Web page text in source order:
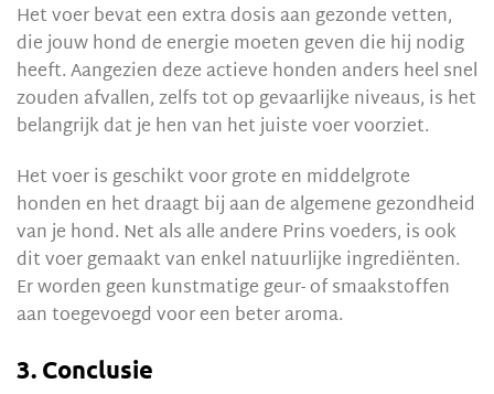
Het voer bevat een extra dosis aan gezonde vetten,
die jouw hond de energie moeten geven die hij nodig
heeft. Aangezien deze actieve honden anders heel snel
zouden afvallen, zelfs tot op gevaarlijke niveaus, is het
belangrijk dat je hen van het juiste voer voorziet.
Het voer is geschikt voor grote en middelgrote
honden en het draagt bij aan de algemene gezondheid
van je hond. Net als alle andere Prins voeders, is ook
dit voer gemaakt van enkel natuurlijke ingrediënten.
Er worden geen kunstmatige geur- of smaakstoffen
aan toegevoegd voor een beter aroma.
3. Conclusie